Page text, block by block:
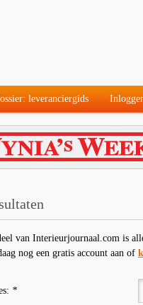
leveranciergids
van Interieurjournaal.com is
nog een gratis account aan of
*